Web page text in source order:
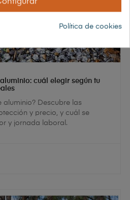
cuál elegir según tu
aluminio? Descubre las
y precio, y cuál se
y jornada laboral.
Política de cookies